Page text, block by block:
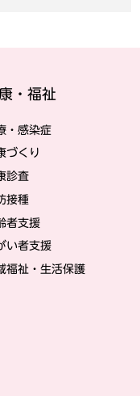
・福祉
・感染症
づくり
診査
接種
者支援
い者支援
福祉・生活保護